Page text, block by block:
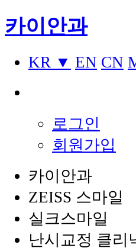
카이안과
KR ▼ EN CN
로그인
회원가입
카이안과
ZEISS 스마일
실크스마일
난시교정 클리